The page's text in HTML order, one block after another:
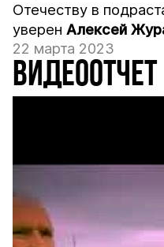
Отечеству в
уверенАлексей
22 марта 2023
ВИДЕООТЧЕТ